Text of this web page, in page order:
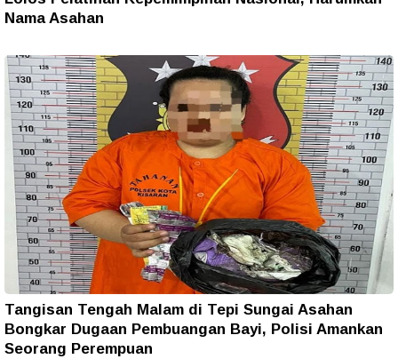
Nama Asahan
Tangisan Tengah Malam di Tepi Sungai Asahan
Bongkar Dugaan Pembuangan Bayi, Polisi Amankan
Seorang Perempuan